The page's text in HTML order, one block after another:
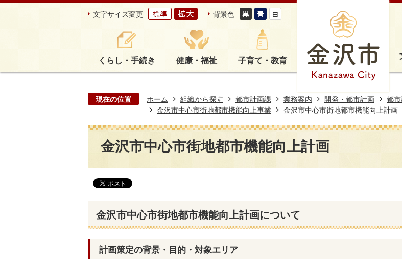
文字サイズ変更 背景色
くらし・手続き 健康・福祉 子育て・教育
現在の位置 ホーム 組織から探す 都市計画課 業務案内 開発・都市計画 都
金沢市中心市街地都市機能向上事業
金沢市中心市街地都市機能向上計画
金沢市中心市街地都市機能向上計画
金沢市中心市街地都市機能向上計画について
計画策定の背景・目的・対象エリア